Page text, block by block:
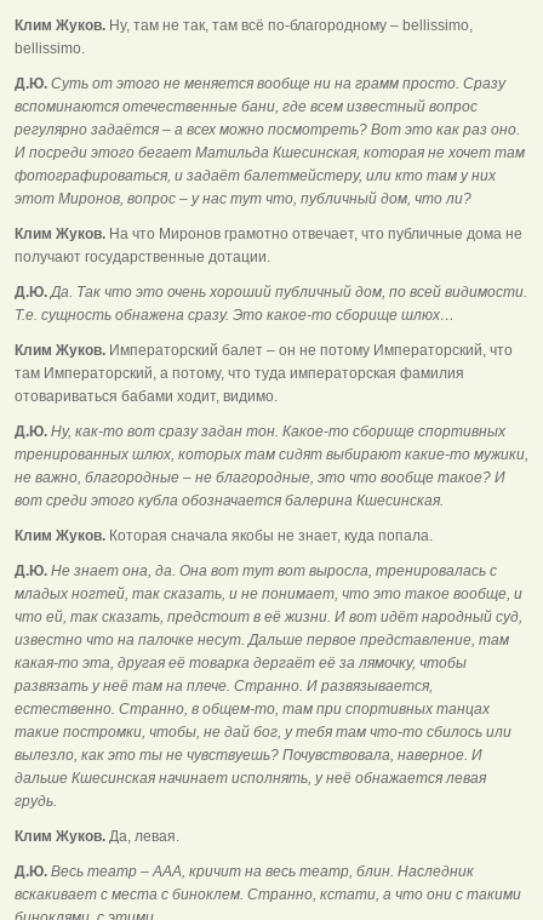
Клим Жуков. Ну, там не так, там всё по-благородному – bellissimo,
bellissimo.
Д.Ю. Суть от этого не меняется вообще ни на грамм просто. Сразу
вспоминаются отечественные бани, где всем известный вопрос
регулярно задаётся – а всех можно посмотреть? Вот это как раз оно.
И посреди этого бегает Матильда Кшесинская, которая не хочет там
фотографироваться, и задаёт балетмейстеру, или кто там у них
этот Миронов, вопрос – у нас тут что, публичный дом, что ли?
Клим Жуков. На что Миронов грамотно отвечает, что публичные дома не
получают государственные дотации.
Д.Ю.Да. Так что это очень хороший публичный дом, по всей видимости.
Т.е. сущность обнажена сразу. Это какое-то сборище шлюх…
Клим Жуков. Императорский балет – он не потому Императорский, что
там Императорский, а потому, что туда императорская фамилия
отовариваться бабами ходит, видимо.
Д.Ю. Ну, как-то вот сразу задан тон. Какое-то сборище спортивных
тренированных шлюх, которых там сидят выбирают какие-то мужики,
не важно, благородные – не благородные, это что вообще такое? И
вот среди этого кубла обозначается балерина Кшесинская.
Клим Жуков. Которая сначала якобы не знает, куда попала.
Д.Ю. Не знает она, да. Она вот тут вот выросла, тренировалась с
младых ногтей, так сказать, и не понимает, что это такое вообще, и
что ей, так сказать, предстоит в её жизни. И вот идёт народный суд,
известно что на палочке несут. Дальше первое представление, там
какая-то эта, другая её товарка дергаёт её за лямочку, чтобы
развязать у неё там на плече. Странно. И развязывается,
естественно. Странно, в общем-то, там при спортивных танцах
такие постромки, чтобы, не дай бог, у тебя там что-то сбилось или
вылезло, как это ты не чувствуешь? Почувствовала, наверное. И
дальше Кшесинская начинает исполнять, у неё обнажается левая
грудь.
Клим Жуков. Да, левая.
Д.Ю. Весь театр – ААА, кричит на весь театр, блин. Наследник
вскакивает с места с биноклем. Странно, кстати, а что они с такими